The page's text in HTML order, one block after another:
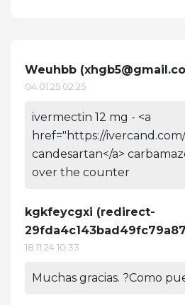
Weuhbb (
04.01.25 02:25
ivermectin 12 mg - <a
href="https://ivercand.com/
candesartan</a>
over the counter
kgkfeycgxi (redirect-
18.11.24 10:33
Muchas gracias. ?Como